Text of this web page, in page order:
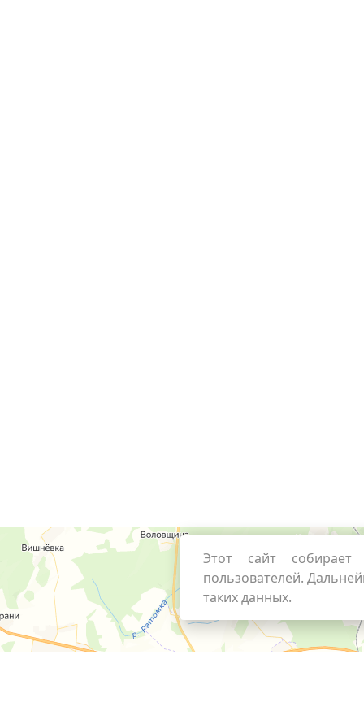
Этот сайт
пользователей.
таких данных.